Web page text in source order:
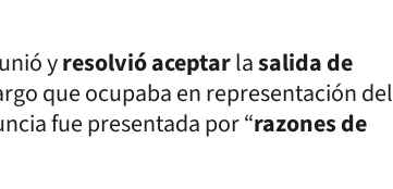
yresolvió aceptarlasalida de
que ocupaba en representación del
fue presentada por “razones de